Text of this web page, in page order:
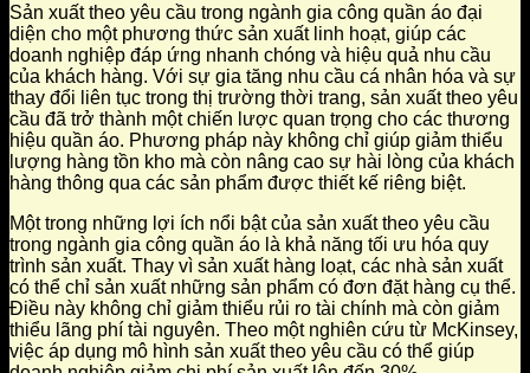
Sản xuất theo yêu cầu trong ngành gia công quần áo đại
diện cho một phương thức sản xuất linh hoạt, giúp các
doanh nghiệp đáp ứng nhanh chóng và hiệu quả nhu cầu
của khách hàng. Với sự gia tăng nhu cầu cá nhân hóa và sự
thay đổi liên tục trong thị trường thời trang, sản xuất theo yêu
cầu đã trở thành một chiến lược quan trọng cho các thương
hiệu quần áo. Phương pháp này không chỉ giúp giảm thiểu
lượng hàng tồn kho mà còn nâng cao sự hài lòng của khách
hàng thông qua các sản phẩm được thiết kế riêng biệt.
Một trong những lợi ích nổi bật của sản xuất theo yêu cầu
trong ngành gia công quần áo là khả năng tối ưu hóa quy
trình sản xuất. Thay vì sản xuất hàng loạt, các nhà sản xuất
có thể chỉ sản xuất những sản phẩm có đơn đặt hàng cụ thể.
Điều này không chỉ giảm thiểu rủi ro tài chính mà còn giảm
thiểu lãng phí tài nguyên. Theo một nghiên cứu từ McKinsey,
việc áp dụng mô hình sản xuất theo yêu cầu có thể giúp